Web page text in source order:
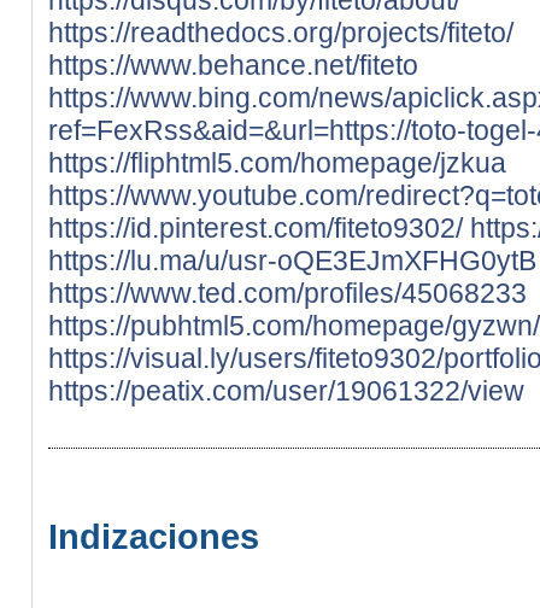
https://readthedocs.org/projects/fiteto/
https://www.behance.net/fiteto
https://www.bing.com/news/
ref=FexRss&aid=&url=https://toto-
https://fliphtml5.com/homepage/jzkua
https://www.youtube.com/
https://id.pinterest.com/fiteto9302/
https://lu.ma/u/usr-oQE3EJmXFHG0ytB
https://www.ted.com/profiles/45068233
https://pubhtml5.com/homepage/gyzwn/
https://visual.ly/users/fiteto9302/
https://peatix.com/user/19061322/view
Indizaciones